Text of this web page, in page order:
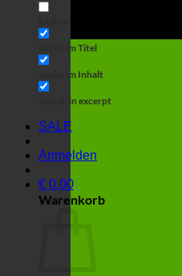
Suche im Titel
Suche im Inhalt
Search in excerpt
SALE
Anmelden
€ 0,00
Warenkorb